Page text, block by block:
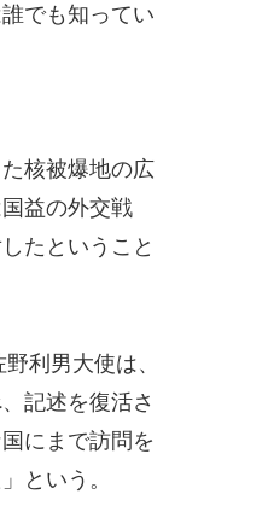
でも知ってい
核被爆地の広
益の外交戦
たということ
利男大使は、
記述を復活さ
にまで訪問を
という。